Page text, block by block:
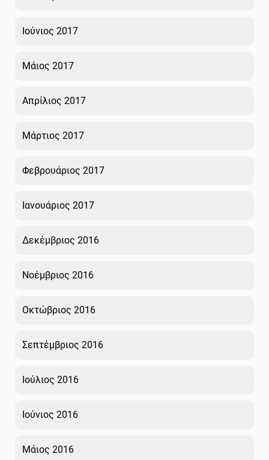
Ιούνιος 2017
Μάιος 2017
Απρίλιος 2017
Μάρτιος 2017
Φεβρουάριος 2017
Ιανουάριος 2017
Δεκέμβριος 2016
Νοέμβριος 2016
Οκτώβριος 2016
Σεπτέμβριος 2016
Ιούλιος 2016
Ιούνιος 2016
Μάιος 2016